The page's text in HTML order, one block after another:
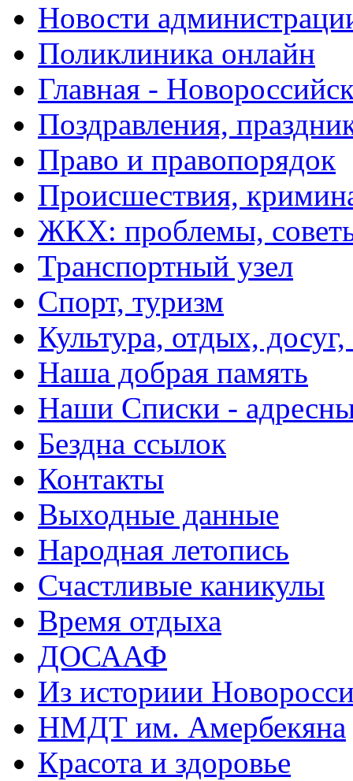
Новости
Поликлиника онлайн
Главная -
Поздравления,
Право и правопорядок
Происшествия,
ЖКХ: проблемы,
Транспортный узел
Спорт, туризм
Культура, отдых,
Наша добрая память
Наши Списки -
Бездна ссылок
Контакты
Выходные данные
Народная летопись
Счастливые каникулы
Время отдыха
ДОСААФ
Из историии
НМДТ им. Амербекяна
Красота и здоровье